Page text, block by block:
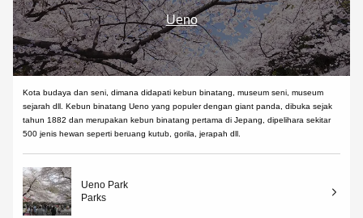
Ueno
Kota budaya dan seni, dimana didapati kebun binatang, museum seni, museum
sejarah dll. Kebun binatang Ueno yang populer dengan giant panda, dibuka sejak
tahun 1882 dan merupakan kebun binatang pertama di Jepang, dipelihara sekitar
500 jenis hewan seperti beruang kutub, gorila, jerapah dll.
Ueno Park
Parks